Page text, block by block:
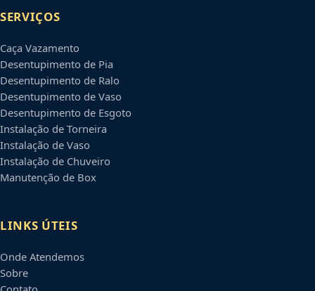
SERVIÇOS
Caça Vazamento
Desentupimento de Pia
Desentupimento de Ralo
Desentupimento de Vaso
Desentupimento de Esgoto
Instalação de Torneira
Instalação de Vaso
Instalação de Chuveiro
Manutenção de Box
LINKS ÚTEIS
Onde Atendemos
Sobre